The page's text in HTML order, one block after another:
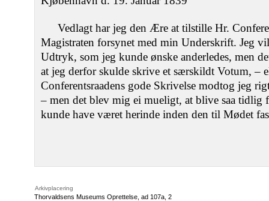
Vedlagt har jeg den Ære at tilstille Hr.
Magistraten forsynet med min Underskrift. Jeg
Udtryk, som jeg kunde ønske anderledes, men
at jeg derfor skulde skrive et særskildt Votum, –
Conferentsraadens gode Skrivelse modtog jeg
– men det blev mig ei mueligt, at blive saa tidlig
kunde have været herinde inden den til Mødet
Arkivplacering
Thorvaldsens Museums Oprettelse, ad 107a, 2